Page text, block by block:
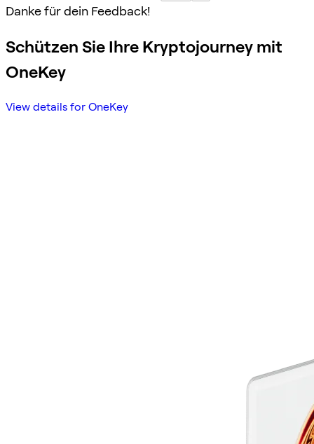
Danke für dein Feedback!
Schützen Sie Ihre Kryptojourney mit
OneKey
View details for OneKey